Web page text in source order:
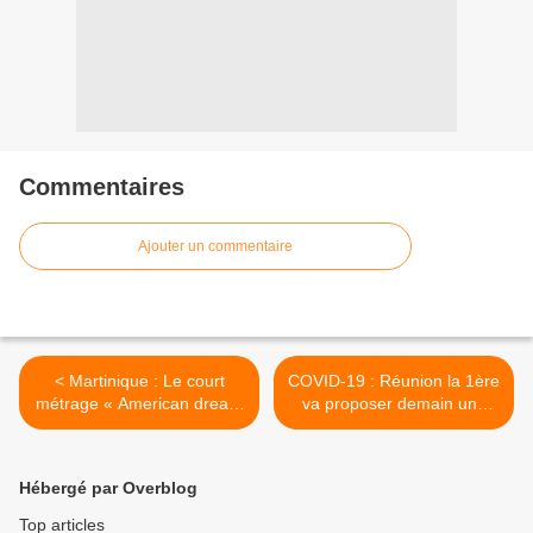
Commentaires
Ajouter un commentaire
< Martinique : Le court
métrage « American dream
» primé au Black Web Fest
COVID-19 : Réunion la 1ère
va proposer demain une
édition consacrée à la filière
Hébergé par Overblog
Top articles